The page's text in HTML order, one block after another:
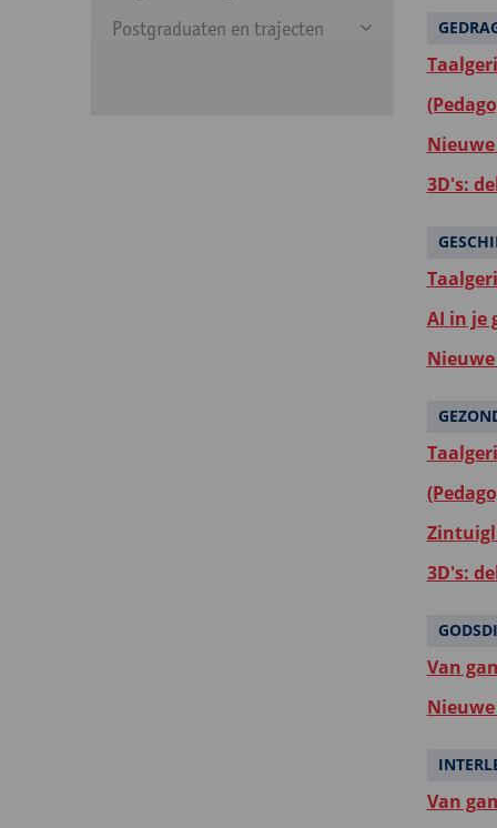
Postgraduaten en trajecten
3D's:
AI in je
3D's:
Van
Van